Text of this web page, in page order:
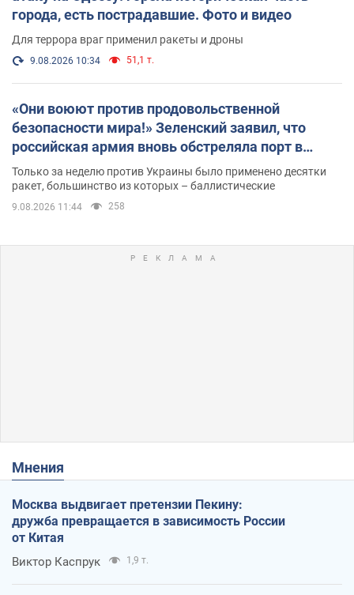
города, есть пострадавшие. Фото и видео
Для террора враг применил ракеты и дроны
9.08.2026 10:34 51,1 т.
«Они воюют против продовольственной
безопасности мира!» Зеленский заявил, что
российская армия вновь обстреляла порт в
Одессе
Только за неделю против Украины было применено десятки
ракет, большинство из которых – баллистические
9.08.2026 11:44 258
Мнения
Москва выдвигает претензии Пекину:
дружба превращается в зависимость России
от Китая
Виктор Каспрук 1,9 т.